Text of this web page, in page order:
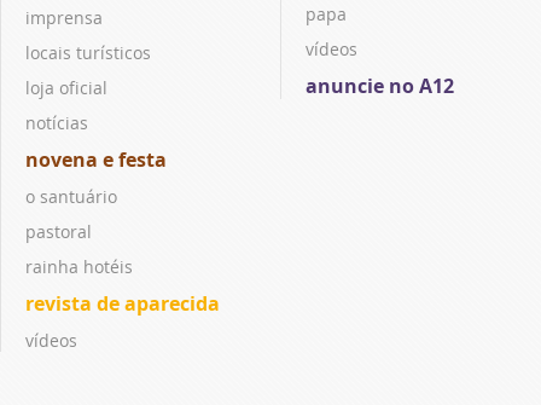
imprensa
locais turísticos
loja oficial
notícias
novena e festa
o santuário
pastoral
rainha hotéis
revista de aparecida
vídeos
papa
vídeos
anuncie no A12